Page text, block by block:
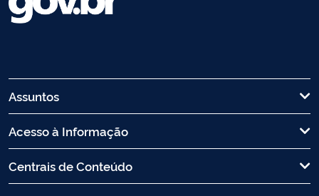
Assuntos
Acesso à Informação
Centrais de Conteúdo